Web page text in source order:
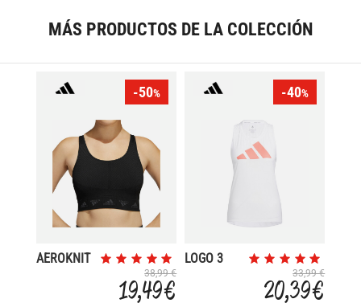
MÁS PRODUCTOS DE LA COLECCIÓN
-50%
AEROKNIT
38,99 €
19,49 €
-40%
LOGO 3
33,99 €
20,39 €